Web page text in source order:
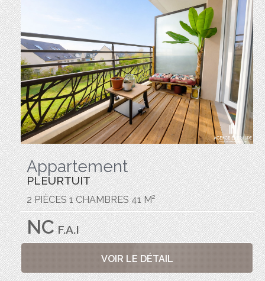
Appartement
PLEURTUIT
2 PIÈCES 1 CHAMBRES 41 M²
NCF.A.I
VOIR LE DÉTAIL